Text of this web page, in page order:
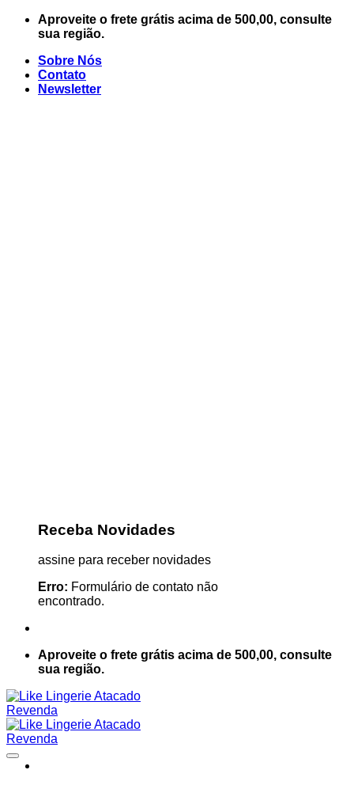
Skip
Aproveite o frete grátis acima de 500,00, consulte
sua região.
Sobre Nós
Contato
Newsletter
Receba Novidades
assine para receber novidades
Erro: Formulário de contato não
encontrado.
Aproveite o frete grátis acima de 500,00, consulte
sua região.